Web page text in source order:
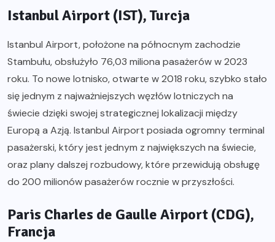
Istanbul Airport (IST), Turcja
Istanbul Airport, położone na północnym zachodzie
Stambułu, obsłużyło 76,03 miliona pasażerów w 2023
roku. To nowe lotnisko, otwarte w 2018 roku, szybko stało
się jednym z najważniejszych węzłów lotniczych na
świecie dzięki swojej strategicznej lokalizacji między
Europą a Azją. Istanbul Airport posiada ogromny terminal
pasażerski, który jest jednym z największych na świecie,
oraz plany dalszej rozbudowy, które przewidują obsługę
do 200 milionów pasażerów rocznie w przyszłości.
Paris Charles de Gaulle Airport (CDG),
Francja